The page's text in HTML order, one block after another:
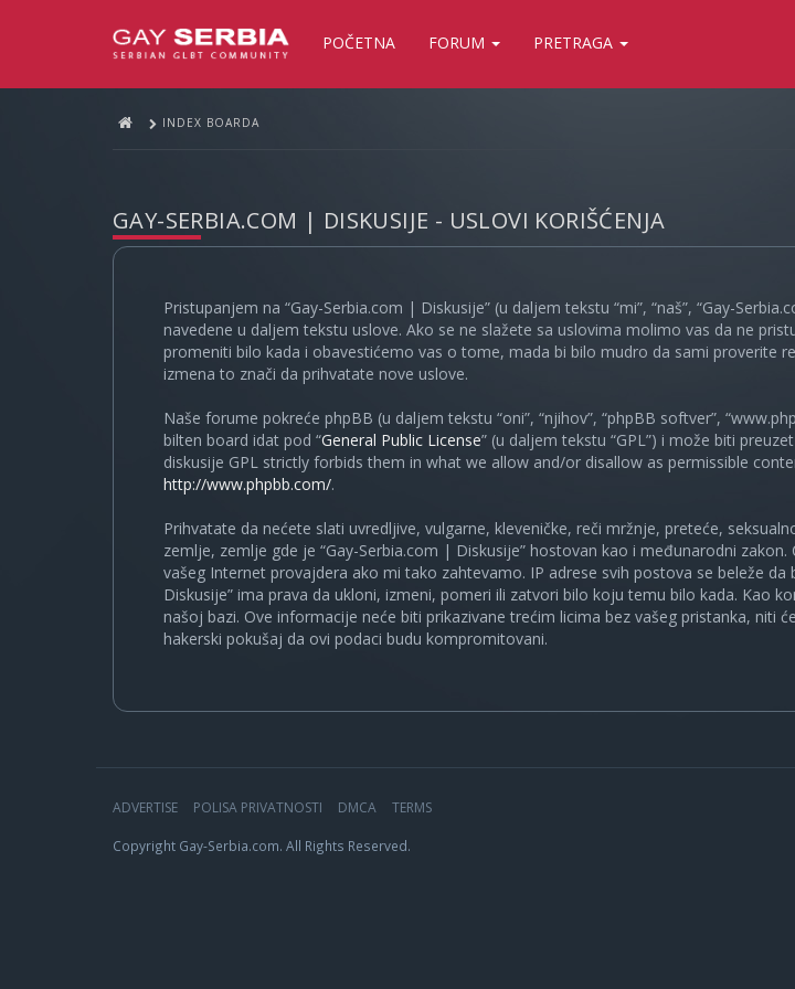
POČETNA FORUM PRETRAGA
INDEX BOARDA
GAY-SERBIA.COM | DISKUSIJE - USLOVI KORIŠĆENJA
Pristupanjem na “Gay-Serbia.com | Diskusije” (u daljem tekstu “mi”, “naš”, “Gay-
navedene u daljem tekstu uslove. Ako se ne slažete sa uslovima molimo vas da ne
promeniti bilo kada i obavestićemo vas o tome, mada bi bilo mudro da sami proverite
izmena to znači da prihvatate nove uslove.
Naše forume pokreće phpBB (u daljem tekstu “oni”, “njihov”, “phpBB softver”,
bilten board idat pod “General Public License” (u daljem tekstu “GPL”) i može biti
diskusije GPL strictly forbids them in what we allow and/or disallow as permissible
http://www.phpbb.com/.
Prihvatate da nećete slati uvredljive, vulgarne, kleveničke, reči mržnje, preteće,
zemlje, zemlje gde je “Gay-Serbia.com | Diskusije” hostovan kao i međunarodni
vašeg Internet provajdera ako mi tako zahtevamo. IP adrese svih postova se beleže
Diskusije” ima prava da ukloni, izmeni, pomeri ili zatvori bilo koju temu bilo kada. Kao
našoj bazi. Ove informacije neće biti prikazivane trećim licima bez vašeg pristanka, niti
hakerski pokušaj da ovi podaci budu kompromitovani.
ADVERTISE POLISA PRIVATNOSTI DMCA TERMS
Copyright Gay-Serbia.com. All Rights Reserved.